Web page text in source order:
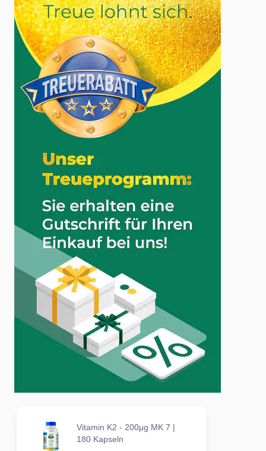
Vitamin K2 - 200μg MK 7 |
180 Kapseln